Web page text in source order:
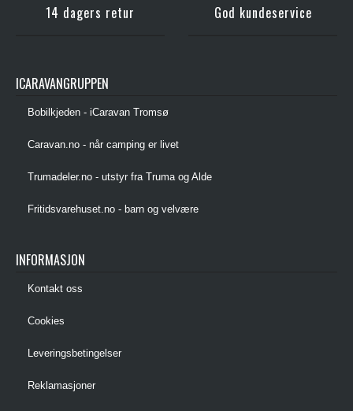
14 dagers retur God kundeservice
ICARAVANGRUPPEN
Bobilkjeden - iCaravan Tromsø
Caravan.no - når camping er livet
Trumadeler.no - utstyr fra Truma og Alde
Fritidsvarehuset.no - barn og velvære
INFORMASJON
Kontakt oss
Cookies
Leveringsbetingelser
Reklamasjoner